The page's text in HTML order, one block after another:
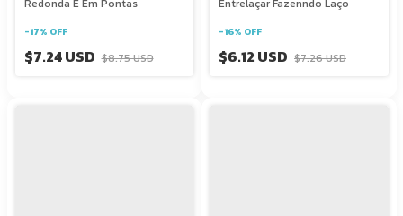
Redonda E Em Pontas
-17% OFF
$7.24 USD $8.75 USD
Entrelaçar Fazenndo Laço
-16% OFF
$6.12 USD $7.26 USD